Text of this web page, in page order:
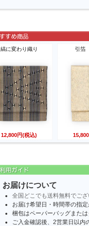
縞に変わり織り
12,800円(税込)
引箔
お届けについて
全国どこでも送料無料でござ
お届け希望日・時間帯の指定
梱包はペーパーバッグまたは
ご入金確認後、2営業日以内